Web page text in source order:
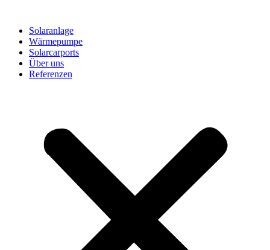
Solaranlage
Wärmepumpe
Solarcarports
Über uns
Referenzen